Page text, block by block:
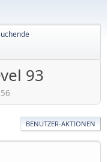
93
BENUTZER-AKTIONEN